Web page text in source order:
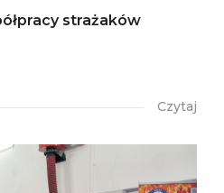
strażaków
Czytaj